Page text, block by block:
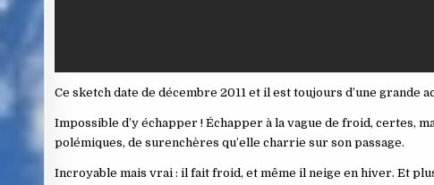
Ce sketch date de décembre 2011 et il est toujours d’une grande
Impossible d’y échapper ! Échapper à la vague de froid, certes,
polémiques, de surenchères qu’elle charrie sur son passage.
Incroyable mais vrai : il fait froid, et même il neige en hiver. Et